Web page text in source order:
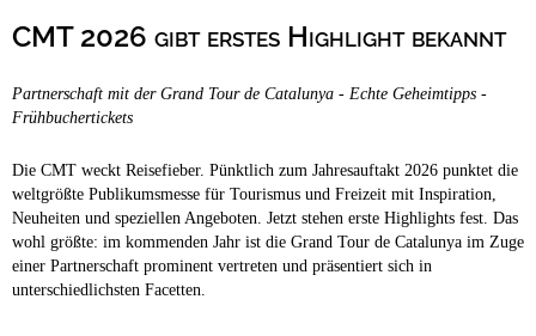
Stadtnah
Ganzjährig geöffnet
Campingplätze
Camping & Caravan
CMT 2026 gibt erstes Highlight bekannt
Partnerschaft mit der Grand Tour de Catalunya - Echte Geheimtipps -
Frühbuchertickets
Die CMT weckt Reisefieber. Pünktlich zum Jahresauftakt 2026 punktet die
weltgrößte Publikumsmesse für Tourismus und Freizeit mit Inspiration,
Neuheiten und speziellen Angeboten. Jetzt stehen erste Highlights fest. Das
wohl größte: im kommenden Jahr ist die Grand Tour de Catalunya im Zuge
einer Partnerschaft prominent vertreten und präsentiert sich in
unterschiedlichsten Facetten.